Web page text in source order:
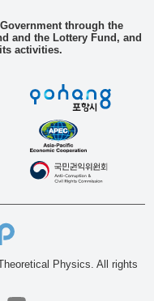
through the
and the Lottery Fund, and
activities.
Physics. All rights